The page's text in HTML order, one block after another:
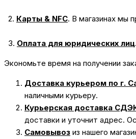
2. Карты & NFC. В магазинах мы
3. Оплата для юридических лиц.
Экономьте время на получении
Доставка курьером по г.
наличными курьеру.
Курьерская доставка
доставки и уточнит адрес.
Самовывоз из нашего